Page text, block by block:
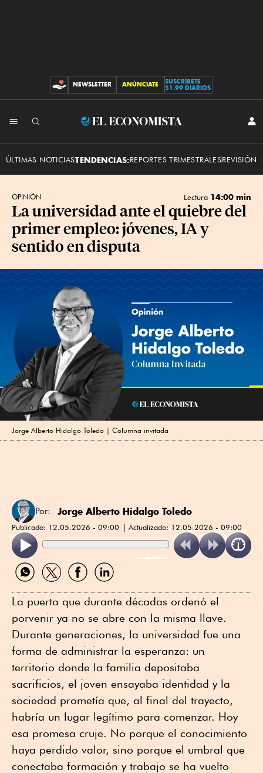
CONTRIBUCIONES
NEWSLETTER ANÚNCIATE
SUSCRÍBETE
$1.99 DIARIOS
El
ÚLTIMAS NOTICIASTENDENCIAS:REPORTES TRIMESTRALESREVISIÓN
OPINIÓN Lectura 14:00 min
La universidad ante el quiebre del
primer empleo: jóvenes, IA y
sentido en disputa
Jorge Alberto Hidalgo Toledo | Columna invitada
Por: Jorge Alberto Hidalgo Toledo
Publicado: 12.05.2026 - 09:00 Actualizado: 12.05.2026 - 09:00
ReadSpeaker
Compartir
por
Compartir
por
Compartir
por
Compartir
por
La puerta que durante décadas ordenó el
porvenir ya no se abre con la misma llave.
Durante generaciones, la universidad fue una
forma de administrar la esperanza: un
territorio donde la familia depositaba
sacrificios, el joven ensayaba identidad y la
sociedad prometía que, al final del trayecto,
habría un lugar legítimo para comenzar. Hoy
esa promesa cruje. No porque el conocimiento
haya perdido valor, sino porque el umbral que
conectaba formación y trabajo se ha vuelto